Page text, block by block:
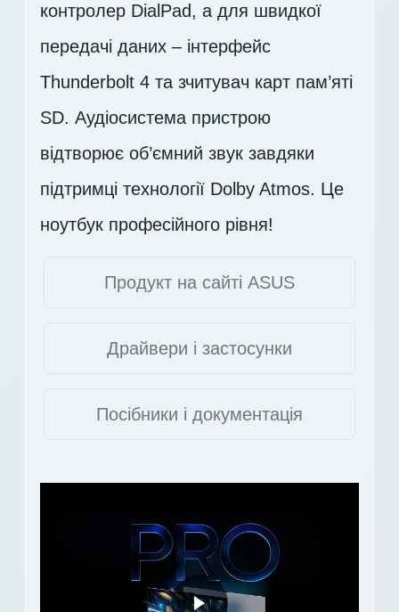
контролер DialPad, а для швидкої
передачі даних – інтерфейс
Thunderbolt 4 та зчитувач карт пам’яті
SD. Аудіосистема пристрою
відтворює об’ємний звук завдяки
підтримці технології Dolby Atmos. Це
ноутбук професійного рівня!
Продукт на сайті ASUS
Драйвери і застосунки
Посібники і документація